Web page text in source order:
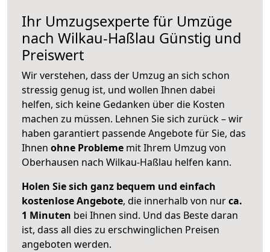
Ihr Umzugsexperte für Umzüge
nach Wilkau-Haßlau Günstig und
Preiswert
Wir verstehen, dass der Umzug an sich schon
stressig genug ist, und wollen Ihnen dabei
helfen, sich keine Gedanken über die Kosten
machen zu müssen. Lehnen Sie sich zurück – wir
haben garantiert passende Angebote für Sie, das
Ihnen ohne Probleme mit Ihrem Umzug von
Oberhausen nach Wilkau-Haßlau helfen kann.
Holen Sie sich ganz bequem und einfach
kostenlose Angebote, die innerhalb von nurca.
1 Minuten bei Ihnen sind. Und das Beste daran
ist, dass all dies zu erschwinglichen Preisen
angeboten werden.